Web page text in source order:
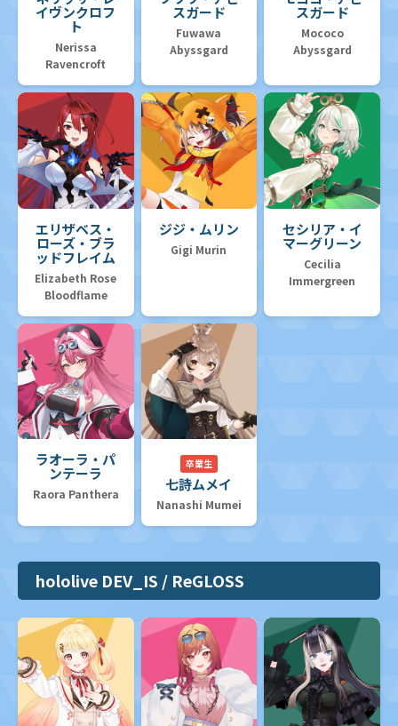
イヴンクロフ
ト
Nerissa
Ravencroft
スガード
Fuwawa
Abyssgard
スガード
Mococo
Abyssgard
エリザベス・
ローズ・ブラ
ッドフレイム
Elizabeth Rose
Bloodflame
ジジ・ムリン
Gigi Murin
セシリア・イ
マーグリーン
Cecilia
Immergreen
ラオーラ・パ
ンテーラ
Raora Panthera
卒業生
七詩ムメイ
Nanashi Mumei
hololive DEV_IS / ReGLOSS